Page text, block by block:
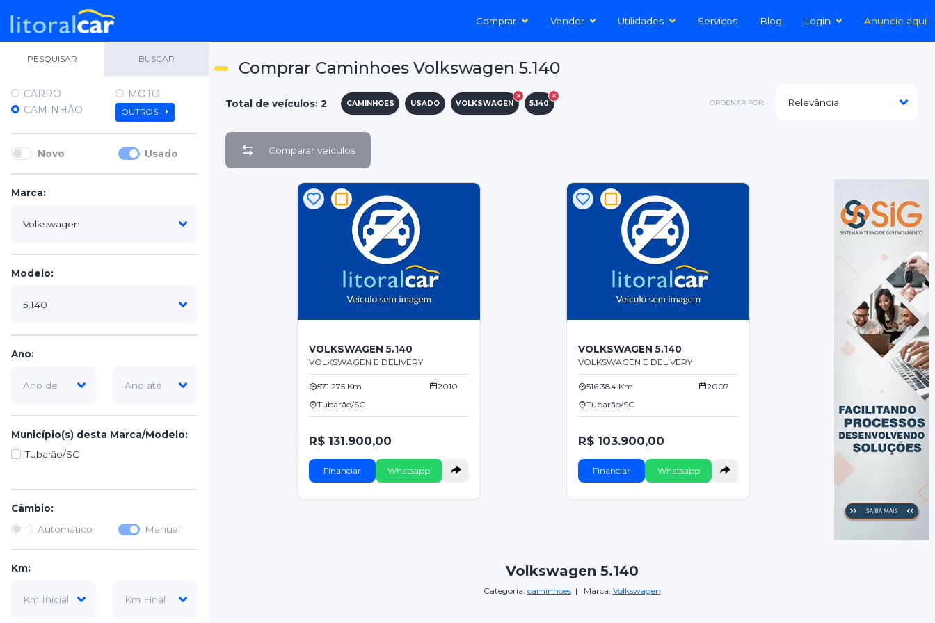
Comprar Vender Utilidades Serviços Blog Login Anuncie aqui
PESQUISAR BUSCAR
CARRO
MOTO
CAMINHÃO
OUTROS
Novo Usado
Marca:
Modelo:
Ano:
Município(s) desta Marca/Modelo:
Tubarão/SC
Câmbio:
Automático
Manual
Km:
Comprar Caminhoes Volkswagen 5.140
Total de veículos: 2 CAMINHOES USADO VOLKSWAGEN 5.140 ORDENAR POR:
Comparar veículos
VOLKSWAGEN 5.140
VOLKSWAGEN E DELIVERY
571.275 Km
2010
Tubarão/SC
R$ 131.900,00
Financiar Whatsapp
VOLKSWAGEN 5.140
VOLKSWAGEN E DELIVERY
516.384 Km
2007
Tubarão/SC
R$ 103.900,00
Financiar Whatsapp
Volkswagen 5.140
Categoria: caminhoes| Marca: Volkswagen